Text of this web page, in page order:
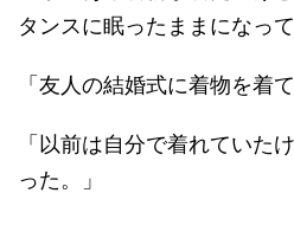
タンスに眠ったままになって
「友人の結婚式に着物を着
「以前は自分で着れていた
った。」